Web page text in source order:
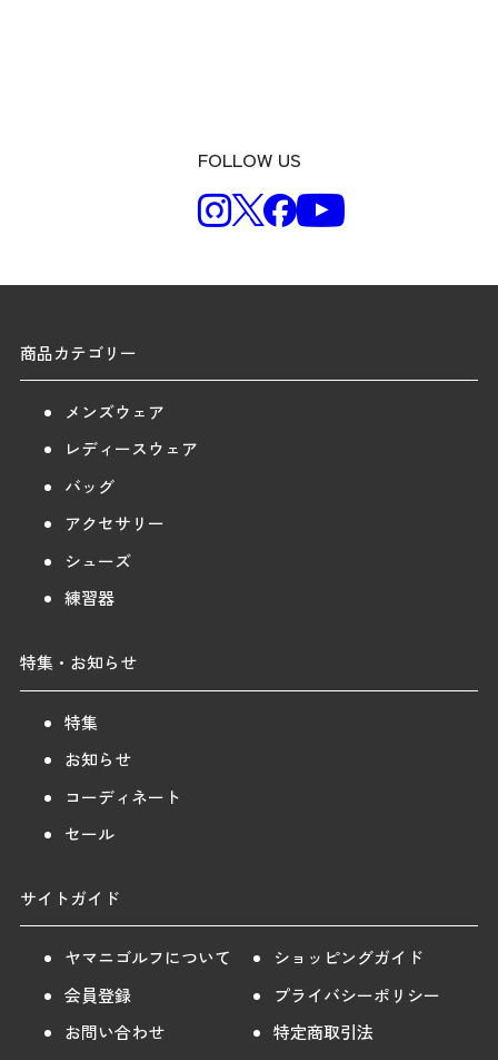
FOLLOW US
商品カテゴリー
メンズウェア
レディースウェア
バッグ
アクセサリー
シューズ
練習器
特集・お知らせ
特集
お知らせ
コーディネート
セール
サイトガイド
ヤマニゴルフについて
ショッピングガイド
会員登録
プライバシーポリシー
お問い合わせ
特定商取引法